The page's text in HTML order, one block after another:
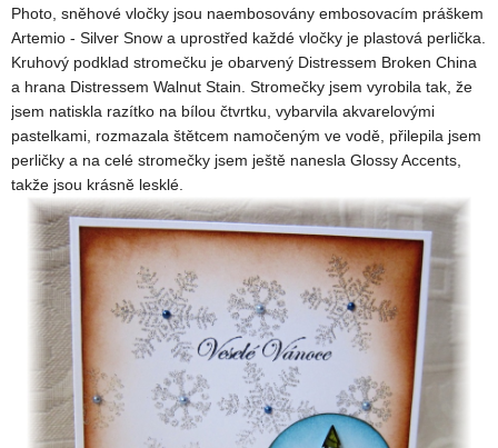
Photo, sněhové vločky jsou naembosovány embosovacím práškem
Artemio - Silver Snow a uprostřed každé vločky je plastová perlička.
Kruhový podklad stromečku je obarvený Distressem Broken China
a hrana Distressem Walnut Stain. Stromečky jsem vyrobila tak, že
jsem natiskla razítko na bílou čtvrtku, vybarvila akvarelovými
pastelkami, rozmazala štětcem namočeným ve vodě, přilepila jsem
perličky a na celé stromečky jsem ještě nanesla Glossy Accents,
takže jsou krásně lesklé.